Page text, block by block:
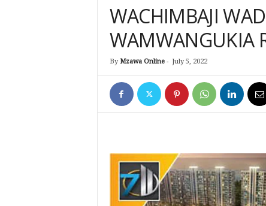
WACHIMBAJI
WAMWANGUKIA
By Mzawa Online- July 5, 2022